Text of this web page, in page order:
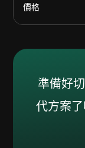
價格
準備好
代方案